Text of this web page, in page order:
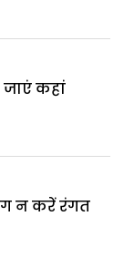
जाएं कहां
न करें रंगत